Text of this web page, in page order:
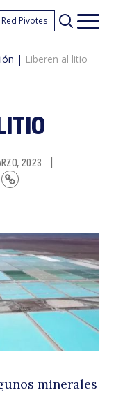
Pivotes
| Liberen al litio
2023
minerales